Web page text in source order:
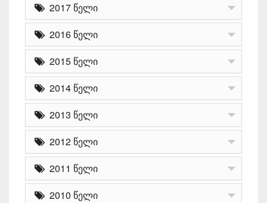
2017 წელი
2016 წელი
2015 წელი
2014 წელი
2013 წელი
2012 წელი
2011 წელი
2010 წელი